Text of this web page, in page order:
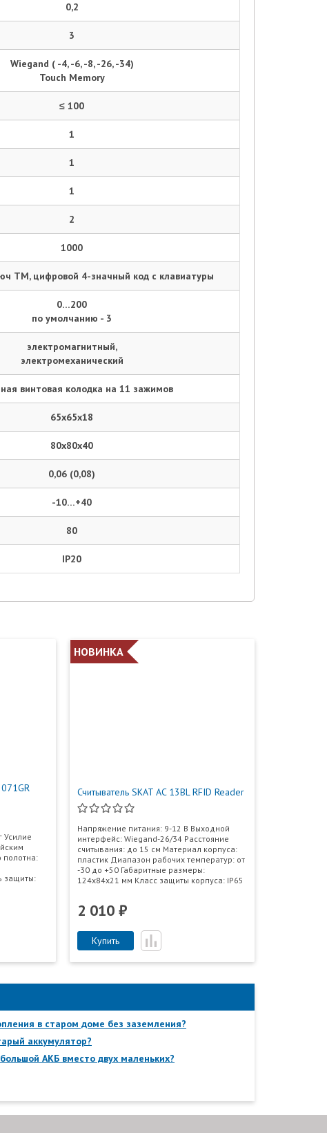
0,2
3
Wiegand ( -4, -6, -8, -26, -34)
Touch Memory
≤ 100
1
1
1
2
1000
ТМ, цифровой 4-значный код с клавиатуры
0…200
по умолчанию - 3
электромагнитный,
электромеханический
винтовая колодка на 11 зажимов
65х65х18
80х80х40
0,06 (0,08)
-10…+40
80
IP20
Усилие
защиты:
НОВИНКА
Считыватель SKAT AC 13BL RFID Reader
Напряжение питания: 9-12 В Выходной
интерфейс: Wiegand-26/34 Расстояние
считывания: до 15 см Материал корпуса:
пластик Диапазон рабочих температур: от
-30 до +50 Габаритные размеры:
124х84х21 мм Класс защиты корпуса: IP65
2 010 ₽
Купить
в старом доме без заземления?
аккумулятор?
АКБ вместо двух маленьких?